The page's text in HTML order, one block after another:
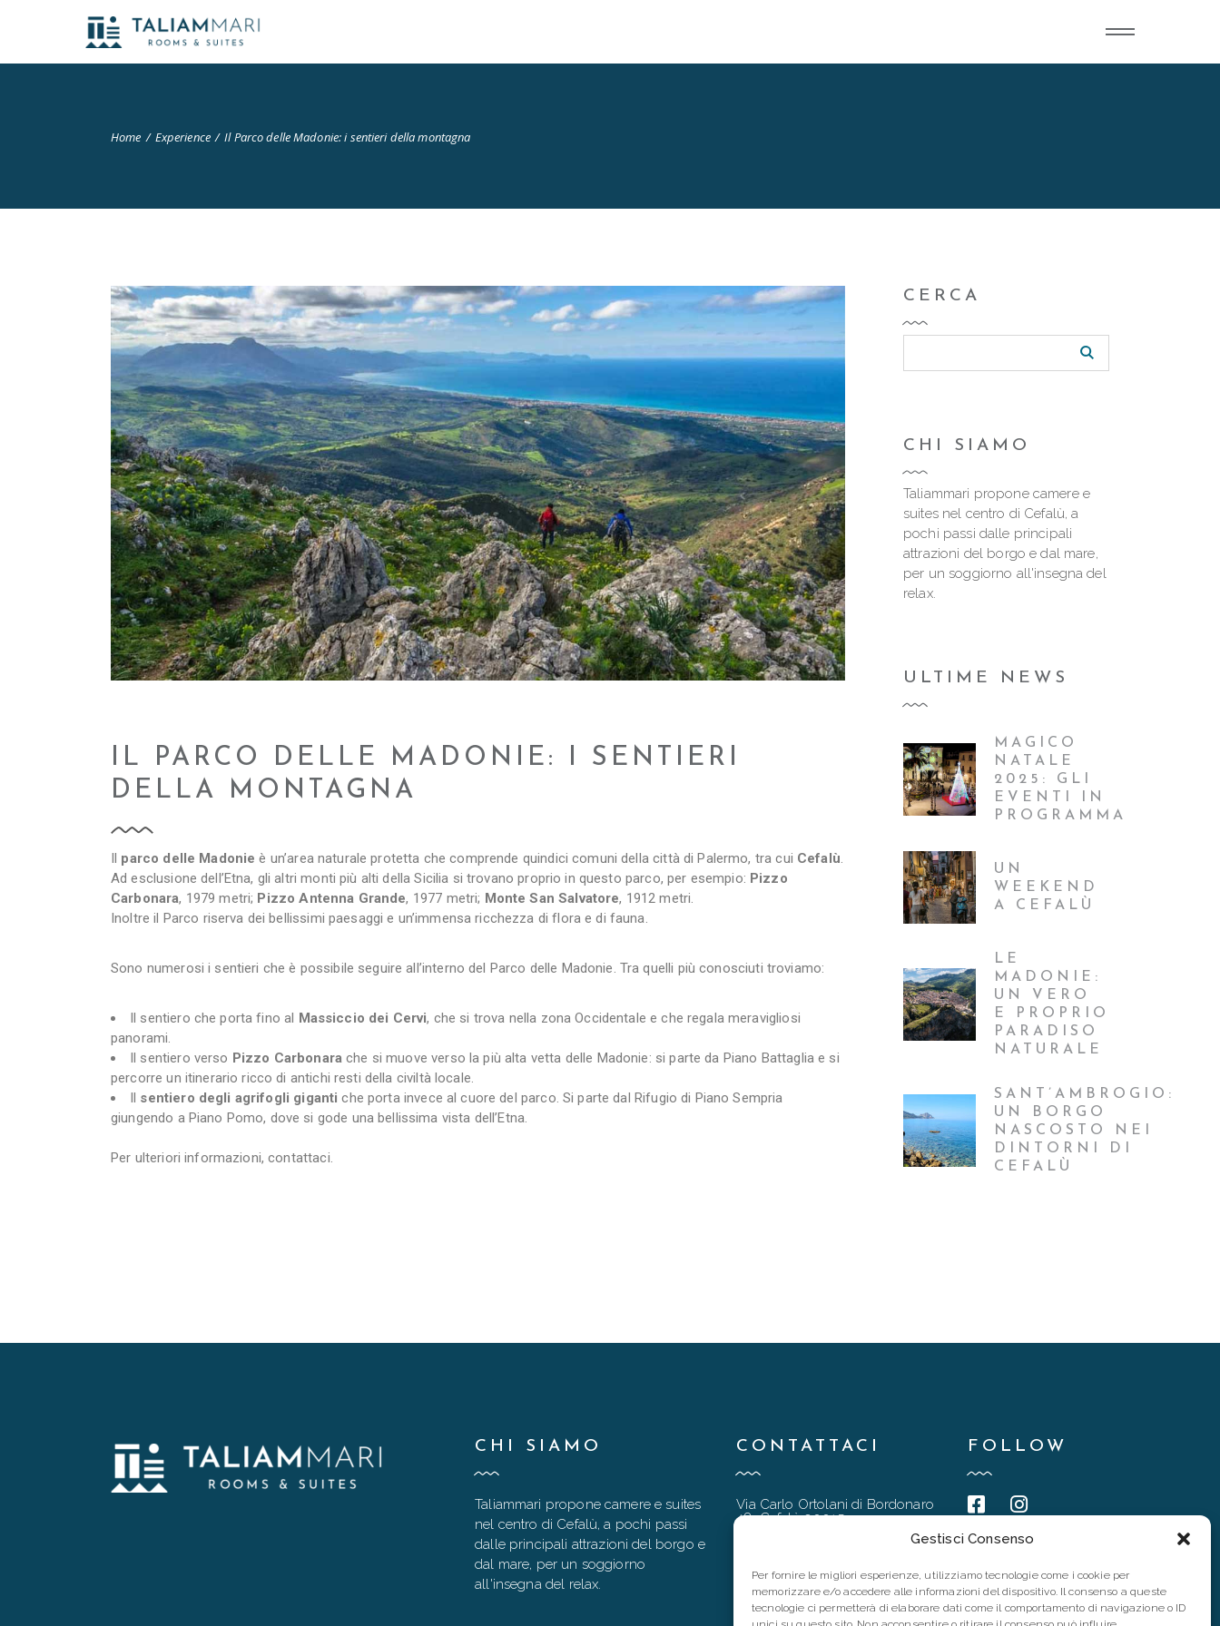
Gestisci Consenso
Per fornire le migliori esperienze, utilizziamo tecnologie come i cookie per
memorizzare e/o accedere alle informazioni del dispositivo. Il consenso a queste
tecnologie ci permetterà di elaborare dati come il comportamento di navigazione o ID
Home Experience Il Parco delle Madonie: i sentieri della montagna
IL PARCO DELLE MADONIE: I SENTIERI
DELLA MONTAGNA
Il parco delle Madonie è un’area naturale protetta che comprende quindici comuni della città di Palermo, tra cui Cefalù.
Ad esclusione dell’Etna, gli altri monti più alti della Sicilia si trovano proprio in questo parco, per esempio: Pizzo
Carbonara, 1979 metri; Pizzo Antenna Grande, 1977 metri; Monte San Salvatore, 1912 metri.
Inoltre il Parco riserva dei bellissimi paesaggi e un’immensa ricchezza di flora e di fauna.
Sono numerosi i sentieri che è possibile seguire all’interno del Parco delle Madonie. Tra quelli più conosciuti troviamo:
Il sentiero che porta fino al Massiccio dei Cervi, che si trova nella zona Occidentale e che regala meravigliosi
panorami.
Il sentiero verso Pizzo Carbonarache si muove verso la più alta vetta delle Madonie: si parte da Piano Battaglia e si
percorre un itinerario ricco di antichi resti della civiltà locale.
Il sentiero degli agrifogli giganti che porta invece al cuore del parco. Si parte dal Rifugio di Piano Sempria
giungendo a Piano Pomo, dove si gode una bellissima vista dell’Etna.
Per ulteriori informazioni, contattaci.
CERCA
CHI SIAMO
Taliammari propone camere e
suites nel centro di Cefalù, a
pochi passi dalle principali
attrazioni del borgo e dal mare,
per un soggiorno all'insegna del
relax.
ULTIME NEWS
MAGICO
NATALE
2025: GLI
EVENTI IN
PROGRAMMA
UN
WEEKEND
A CEFALÙ
LE
MADONIE:
UN VERO
E PROPRIO
PARADISO
NATURALE
SANT’AMBROGIO:
UN BORGO
NASCOSTO NEI
DINTORNI DI
CEFALÙ
CHI SIAMO
Taliammari propone camere e suites
nel centro di Cefalù, a pochi passi
dalle principali attrazioni del borgo e
dal mare, per un soggiorno
all'insegna del relax.
CONTATTACI
Via Carlo Ortolani di Bordonaro
48, Cefalù 90015
+39 333 906 4837
+39 0921 994167
FOLLOW